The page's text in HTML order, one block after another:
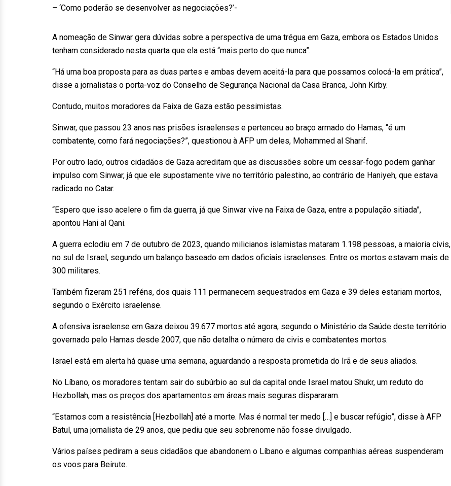
– ‘Como poderão se desenvolver as negociações?’-
A nomeação de Sinwar gera dúvidas sobre a perspectiva de uma trégua em Gaza, embora os Estados Unidos
tenham considerado nesta quarta que ela está “mais perto do que nunca”.
“Há uma boa proposta para as duas partes e ambas devem aceitá-la para que possamos colocá-la em prática”,
disse a jornalistas o porta-voz do Conselho de Segurança Nacional da Casa Branca, John Kirby.
Contudo, muitos moradores da Faixa de Gaza estão pessimistas.
Sinwar, que passou 23 anos nas prisões israelenses e pertenceu ao braço armado do Hamas, “é um
combatente, como fará negociações?”, questionou à AFP um deles, Mohammed al Sharif.
Por outro lado, outros cidadãos de Gaza acreditam que as discussões sobre um cessar-fogo podem ganhar
impulso com Sinwar, já que ele supostamente vive no território palestino, ao contrário de Haniyeh, que estava
radicado no Catar.
“Espero que isso acelere o fim da guerra, já que Sinwar vive na Faixa de Gaza, entre a população sitiada”,
apontou Hani al Qani.
A guerra eclodiu em 7 de outubro de 2023, quando milicianos islamistas mataram 1.198 pessoas, a maioria civis,
no sul de Israel, segundo um balanço baseado em dados oficiais israelenses. Entre os mortos estavam mais de
300 militares.
Também fizeram 251 reféns, dos quais 111 permanecem sequestrados em Gaza e 39 deles estariam mortos,
segundo o Exército israelense.
A ofensiva israelense em Gaza deixou 39.677 mortos até agora, segundo o Ministério da Saúde deste território
governado pelo Hamas desde 2007, que não detalha o número de civis e combatentes mortos.
Israel está em alerta há quase uma semana, aguardando a resposta prometida do Irã e de seus aliados.
No Líbano, os moradores tentam sair do subúrbio ao sul da capital onde Israel matou Shukr, um reduto do
Hezbollah, mas os preços dos apartamentos em áreas mais seguras dispararam.
“Estamos com a resistência [Hezbollah] até a morte. Mas é normal ter medo […] e buscar refúgio”, disse à AFP
Batul, uma jornalista de 29 anos, que pediu que seu sobrenome não fosse divulgado.
Vários países pediram a seus cidadãos que abandonem o Líbano e algumas companhias aéreas suspenderam
os voos para Beirute.